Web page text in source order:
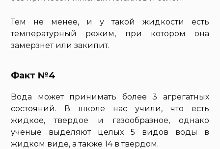
Тем не менее, и у такой жидкости есть
температурный режим, при котором она
замерзнет или закипит.
Факт №4
Вода может принимать более 3 агрегатных
состояний. В школе нас учили, что есть
жидкое, твердое и газообразное, однако
ученые выделяют целых 5 видов воды в
жидком виде, а также 14 в твердом.